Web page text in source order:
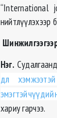
“International
нийтлүүлэхээр
Нэг.
дл
хариу гарчээ.